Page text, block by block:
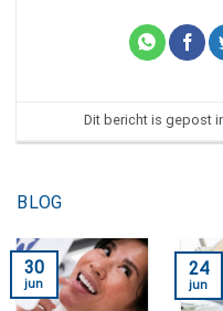
Dit bericht is gepost
BLOG
30
jun
24
jun